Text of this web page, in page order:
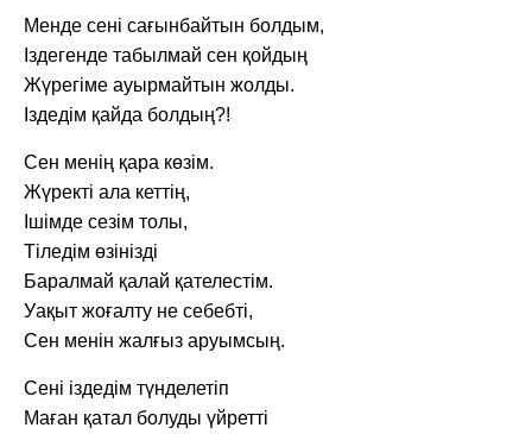
Менде сені сағынбайтын болдым,
Іздегенде табылмай сен қойдың
Жүрегіме ауырмайтын жолды.
Іздедім қайда болдың?!
Сен менің қара көзім.
Жүректі ала кеттің,
Ішімде сезім толы,
Тіледім өзінізді
Баралмай қалай қателестім.
Уақыт жоғалту не себебті,
Сен менін жалғыз аруымсың.
Сені іздедім түнделетіп
Маған қатал болуды үйретті